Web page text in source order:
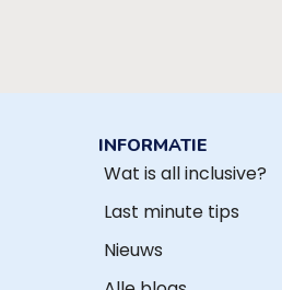
INFORMATIE
Wat is all inclusive?
Last minute tips
Nieuws